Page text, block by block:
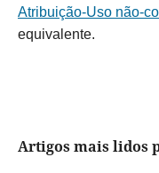
Atribuição-Uso não-
equivalente.
Artigos mais lidos